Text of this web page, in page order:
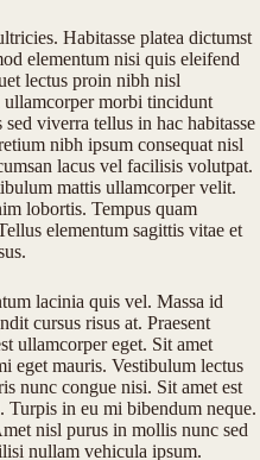
Habitasse platea dictumst
elementum nisi quis eleifend
lectus proin nibh nisl
morbi tincidunt
sed viverra tellus in hac habitasse
nibh ipsum consequat nisl
lacus vel facilisis volutpat.
mattis ullamcorper velit.
lobortis. Tempus quam
elementum sagittis vitae et
lacinia quis vel. Massa id
cursus risus at. Praesent
ullamcorper eget. Sit amet
eget mauris. Vestibulum lectus
nunc congue nisi. Sit amet est
Turpis in eu mi bibendum neque.
nisl purus in mollis nunc sed
nullam vehicula ipsum.